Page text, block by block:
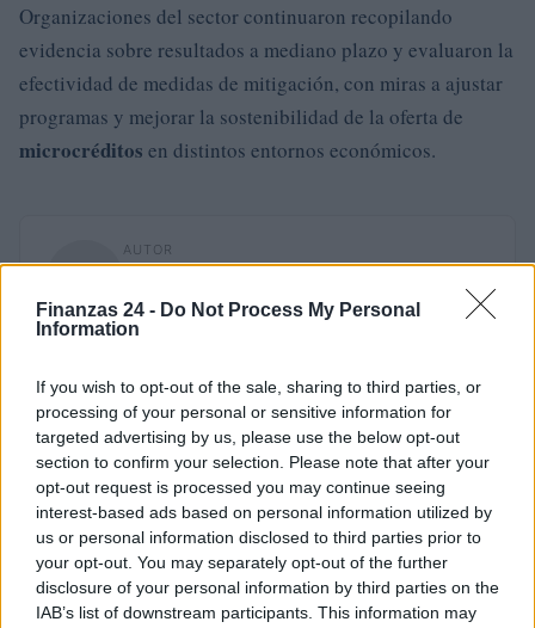
Finanzas 24 - Do Not Process My Personal
Information
If you wish to opt-out of the sale, sharing to third parties, or
processing of your personal or sensitive information for
targeted advertising by us, please use the below opt-out
section to confirm your selection. Please note that after your
opt-out request is processed you may continue seeing
interest-based ads based on personal information utilized by
us or personal information disclosed to third parties prior to
your opt-out. You may separately opt-out of the further
disclosure of your personal information by third parties on the
IAB’s list of downstream participants. This information may
Organizaciones del sector continuaron recopilando
evidencia sobre resultados a mediano plazo y evaluaron la
efectividad de medidas de mitigación, con miras a ajustar
programas y mejorar la sostenibilidad de la oferta de
microcréditos en distintos entornos económicos.
AUTOR
Staff